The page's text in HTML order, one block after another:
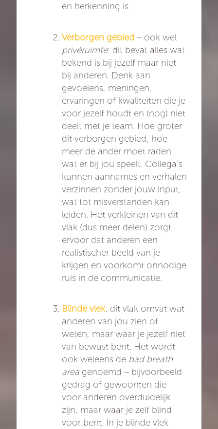
en herkenning is.
Verborgen gebied – ook wel
privéruimte: dit bevat alles wat
bekend is bij jezelf maar niet
bij anderen. Denk aan
gevoelens, meningen,
ervaringen of kwaliteiten die je
voor jezelf houdt en (nog) niet
deelt met je team. Hoe groter
dit verborgen gebied, hoe
meer de ander moet raden
wat er bij jou speelt. Collega’s
kunnen aannames en verhalen
verzinnen zonder jouw input,
wat tot misverstanden kan
leiden. Het verkleinen van dit
vlak (dus meer delen) zorgt
ervoor dat anderen een
realistischer beeld van je
krijgen en voorkomt onnodige
ruis in de communicatie.
Blinde vlek: dit vlak omvat wat
anderen van jou zien of
weten, maar waar je jezelf niet
van bewust bent. Het wordt
ook weleens de bad breath
area genoemd – bijvoorbeeld
gedrag of gewoonten die
voor anderen overduidelijk
zijn, maar waar je zelf blind
voor bent. In je blinde vlek